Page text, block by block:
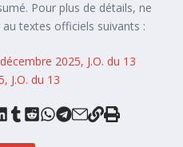
Pour plus de détails, ne
textes officiels suivants :
2025, J.O. du 13
J.O. du 13